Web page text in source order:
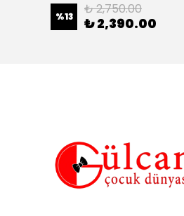
%13 ₺ 2,750.00
₺ 2,390.00